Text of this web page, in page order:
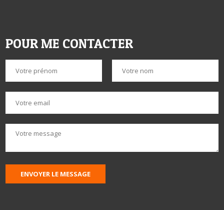
POUR ME CONTACTER
ENVOYER LE MESSAGE